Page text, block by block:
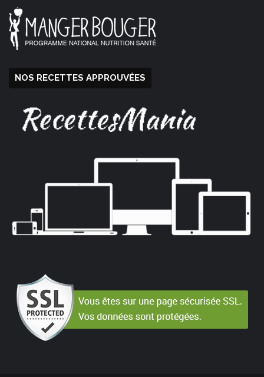
NOS RECETTES APPROUVÉES